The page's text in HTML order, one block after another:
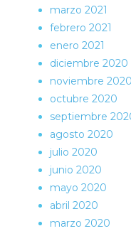
marzo 2021
febrero 2021
enero 2021
diciembre 2020
noviembre 2020
octubre 2020
septiembre
agosto 2020
julio 2020
junio 2020
mayo 2020
abril 2020
marzo 2020